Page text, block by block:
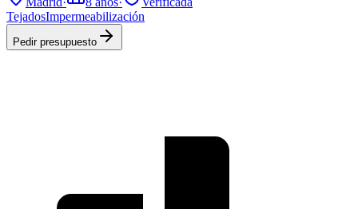
TejadosImpermeabilización
Pedir presupuesto